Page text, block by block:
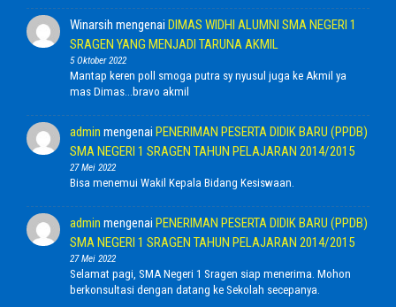
Winarsih mengenai DIMAS WIDHI ALUMNI SMA NEGERI 1
SRAGEN YANG MENJADI TARUNA AKMIL
5 Oktober 2022
Mantap keren poll smoga putra sy nyusul juga ke Akmil ya
mas Dimas...bravo akmil
admin mengenai PENERIMAN PESERTA DIDIK BARU (PPDB)
SMA NEGERI 1 SRAGEN TAHUN PELAJARAN 2014/2015
27 Mei 2022
Bisa menemui Wakil Kepala Bidang Kesiswaan.
admin mengenai PENERIMAN PESERTA DIDIK BARU (PPDB)
SMA NEGERI 1 SRAGEN TAHUN PELAJARAN 2014/2015
27 Mei 2022
Selamat pagi, SMA Negeri 1 Sragen siap menerima. Mohon
berkonsultasi dengan datang ke Sekolah secepanya.